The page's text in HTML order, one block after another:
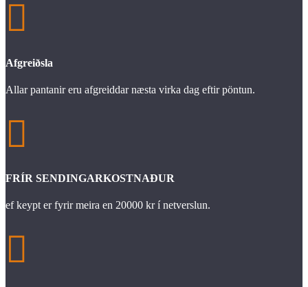

Afgreiðsla
Allar pantanir eru afgreiddar næsta virka dag eftir pöntun.

FRÍR SENDINGARKOSTNAÐUR
ef keypt er fyrir meira en 20000 kr í netverslun.
